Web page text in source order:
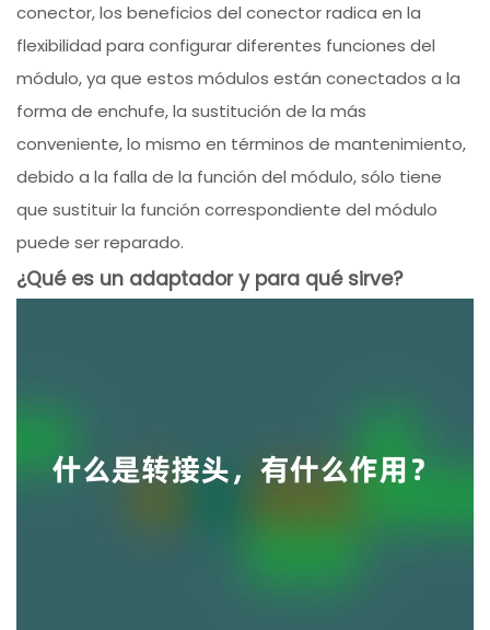
conector, los beneficios del conector radica en la
flexibilidad para configurar diferentes funciones del
módulo, ya que estos módulos están conectados a la
forma de enchufe, la sustitución de la más
conveniente, lo mismo en términos de mantenimiento,
debido a la falla de la función del módulo, sólo tiene
que sustituir la función correspondiente del módulo
puede ser reparado.
¿Qué es un adaptador y para qué sirve?